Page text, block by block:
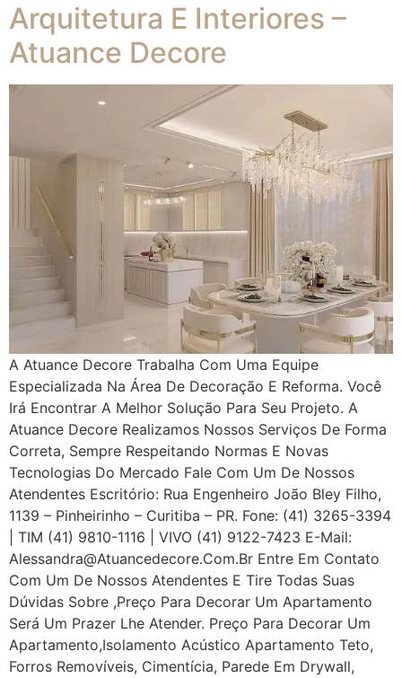
Arquitetura E Interiores –
Atuance Decore
A Atuance Decore Trabalha Com Uma Equipe
Especializada Na Área De Decoração E Reforma. Você
Irá Encontrar A Melhor Solução Para Seu Projeto. A
Atuance Decore Realizamos Nossos Serviços De Forma
Correta, Sempre Respeitando Normas E Novas
Tecnologias Do Mercado Fale Com Um De Nossos
Atendentes Escritório: Rua Engenheiro João Bley Filho,
1139 – Pinheirinho – Curitiba – PR. Fone: (41) 3265-3394
| TIM (41) 9810-1116 | VIVO (41) 9122-7423 E-Mail:
Alessandra@atuancedecore.com.br Entre Em Contato
Com Um De Nossos Atendentes E Tire Todas Suas
Dúvidas Sobre ,Preço Para Decorar Um Apartamento
Será Um Prazer Lhe Atender. Preço Para Decorar Um
Apartamento,Isolamento Acústico Apartamento Teto,
Forros Removíveis, Cimentícia, Parede Em Drywall,